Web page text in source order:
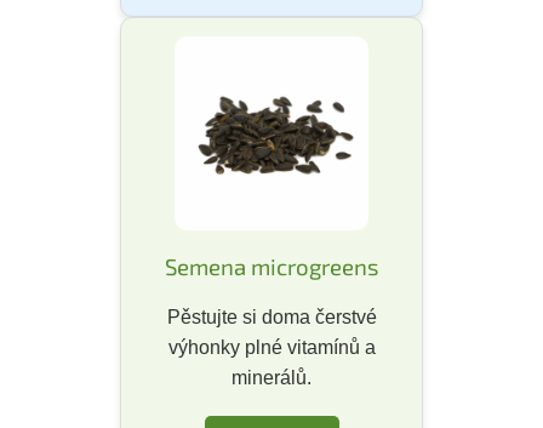
Semena microgreens
Pěstujte si doma čerstvé
výhonky plné vitamínů a
minerálů.